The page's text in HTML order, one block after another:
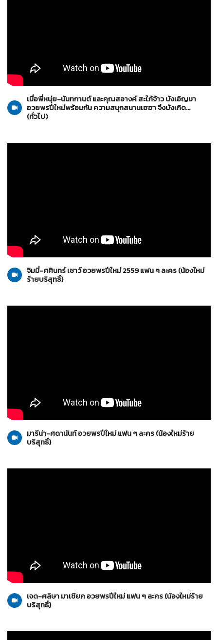
10-01-2559
เมื่อพี่หนุ่ย-นันทกานต์ และคุณสอางค์ สะใภ้จ้าว บังเอิญมา
อวยพรปีใหม่พร้อมกัน ความสนุกสนานเฮฮา จึงบังเกิด...
(ทั่วไป)
10-01-2559
จิมมี่-ศศินทร์ เชาว์ อวยพรปีใหม่ 2559 แฟน ๆ ละคร (น้องใหม่
ร้ายบริสุทธิ์)
10-01-2559
มารีน่า-ศดานันท์ อวยพรปีใหม่ แฟน ๆ ละคร (น้องใหม่ร้าย
บริสุทธิ์)
10-01-2559
เจด-ศลิษา มาเชียค อวยพรปีใหม่ แฟน ๆ ละคร (น้องใหม่ร้าย
บริสุทธิ์)